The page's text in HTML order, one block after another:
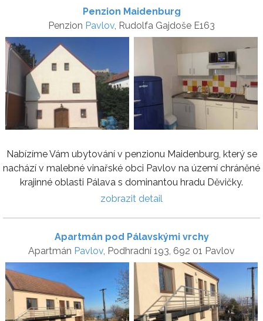
Penzion Maidenburg
Penzion Pavlov, Rudolfa Gajdoše E163
Nabízíme Vám ubytování v penzionu Maidenburg, který se
nachází v malebné vinařské obci Pavlov na území chráněné
krajinné oblasti Pálava s dominantou hradu Děvičky.
zobrazit detail
Apartmán pod Pálavskými vrchy
Apartmán Pavlov, Podhradní 193, 692 01 Pavlov